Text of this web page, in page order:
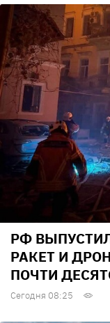
РФ
РАКЕТ И
ПОЧТИ
Сегодня 08:25